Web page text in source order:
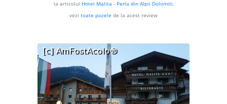
la articolul Hotel Malita - Perla din Alpii Dolomiti,
vezi toate pozele de la acest review